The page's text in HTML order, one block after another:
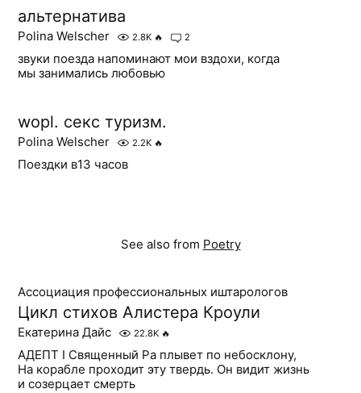
альтернатива
Polina Welscher 2.8K 🔥 2
звуки поезда напоминают мои вздохи, когда
мы занимались любовью
wopl. секс туризм.
Polina Welscher 2.2K 🔥
Поездки в13 часов
See also from Poetry
Ассоциация профессиональных иштарологов
Цикл стихов Алистера Кроули
Екатерина Дайс 22.8K 🔥
АДЕПТ I Священный Ра плывет по небосклону,
На корабле проходит эту твердь. Он видит жизнь
и созерцает смерть